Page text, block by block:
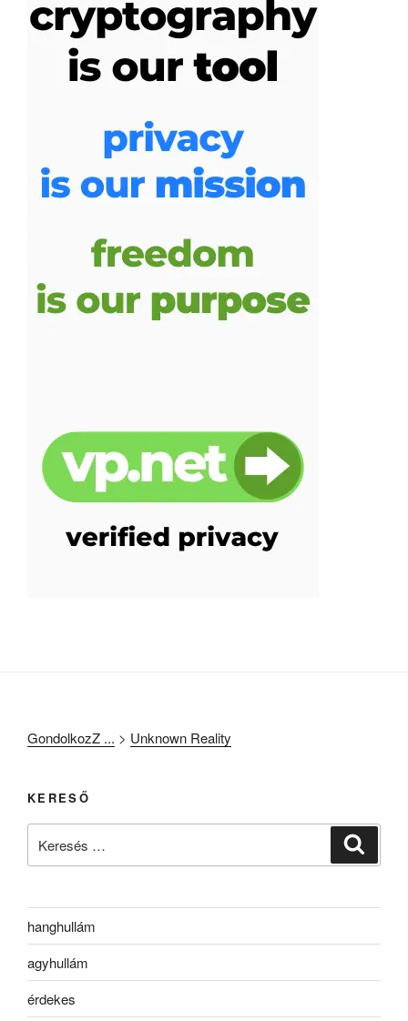
GondolkozZ ... > Unknown Reality
KERESŐ
hanghullám
agyhullám
érdekes